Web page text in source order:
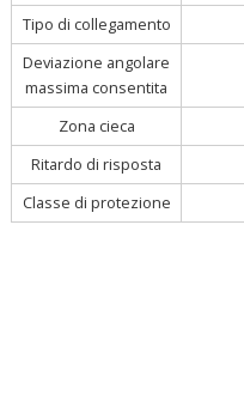
Tipo di collegamento
Deviazione angolare
massima consentita
Zona cieca
Ritardo di risposta
Classe di protezione